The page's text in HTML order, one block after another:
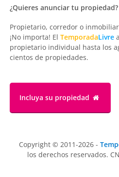
¿Quieres anunciar tu propiedad?
Propietario, corredor o
¡No importa! El TemporadaLivre
propietario individual hasta los
cientos de propiedades.
Incluya su propiedad
Copyright © 2011-2026 -
los derechos reservados.